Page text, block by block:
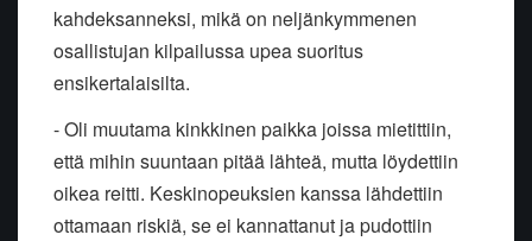
kahdeksanneksi, mikä on neljänkymmenen
osallistujan kilpailussa upea suoritus
ensikertalaisilta.
- Oli muutama kinkkinen paikka joissa mietittiin,
että mihin suuntaan pitää lähteä, mutta löydettiin
oikea reitti. Keskinopeuksien kanssa lähdettiin
ottamaan riskiä, se ei kannattanut ja pudottiin